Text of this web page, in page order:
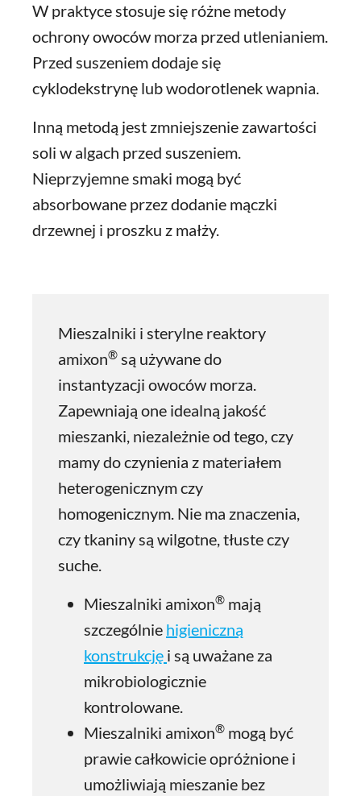
W praktyce stosuje się różne metody
ochrony owoców morza przed utlenianiem.
Przed suszeniem dodaje się
cyklodekstrynę lub wodorotlenek wapnia.
Inną metodą jest zmniejszenie zawartości
soli w algach przed suszeniem.
Nieprzyjemne smaki mogą być
absorbowane przez dodanie mączki
drzewnej i proszku z małży.
Mieszalniki i sterylne reaktory
amixon® są używane do
instantyzacji owoców morza.
Zapewniają one idealną jakość
mieszanki, niezależnie od tego, czy
mamy do czynienia z materiałem
heterogenicznym czy
homogenicznym. Nie ma znaczenia,
czy tkaniny są wilgotne, tłuste czy
suche.
Mieszalniki amixon® mają
szczególnie higieniczną
konstrukcję i są uważane za
mikrobiologicznie
kontrolowane.
Mieszalniki amixon® mogą być
prawie całkowicie opróżnione i
umożliwiają mieszanie bez